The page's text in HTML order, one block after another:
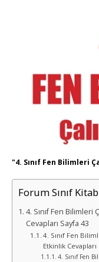
"4. Sınıf Fen Bilimleri
Forum Sınıf
4. Sınıf Fen Bilimleri
Cevapları Sayfa 43
4. Sınıf Fen
Etkinlik Cevapları
4. Sınıf Fen